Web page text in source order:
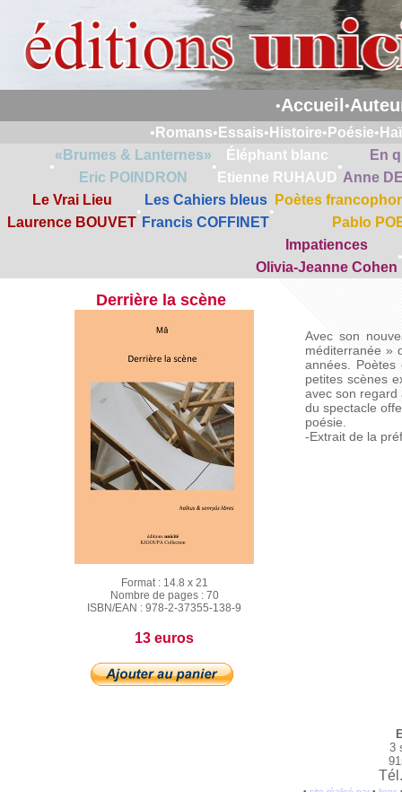
•Accueil •
• Romans• Essais• Histoire• Poésie•
•
«Brumes & Lanternes»
Eric POINDRON
•
Éléphant blanc
Etienne RUHAUD
•
En
Anne
Le Vrai Lieu
Laurence BOUVET
•
Les Cahiers bleus
Francis COFFINET
•
Poètes
Pablo
Impatiences
Olivia-Jeanne Cohen
•
Derrière la scène
Format : 14.8 x 21
Nombre de pages : 70
ISBN/EAN : 978-2-37355-138-9
13 euros
Avec son
méditerranée »
années.
petites scènes
avec son regard
du spectacle
poésie.
-Extrait de la
3